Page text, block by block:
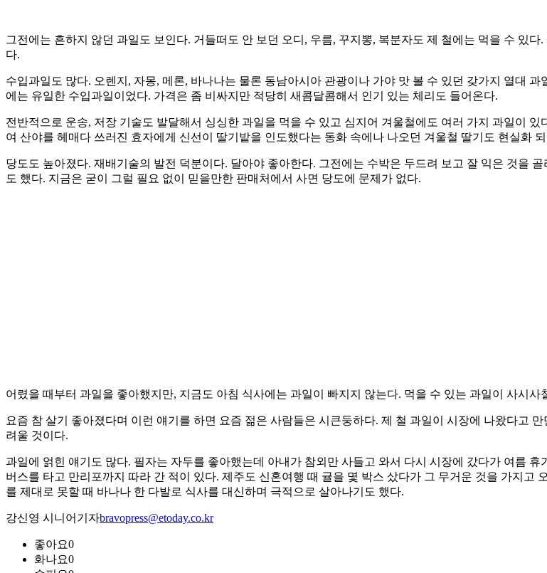
그전에는 흔하지 않던 과일도 보인다. 거들떠도 안 보던 오디, 우름, 꾸지뽕, 복분자도 제 철에는 먹을 수 있
다.
수입과일도 많다. 오렌지, 자몽, 메론, 바나나는 물론 동남아시아 관광이나 가야 맛 볼 수 있던 갖가지 열대
에는 유일한 수입과일이었다. 가격은 좀 비싸지만 적당히 새콤달콤해서 인기 있는 체리도 들어온다.
전반적으로 운송, 저장 기술도 발달해서 싱싱한 과일을 먹을 수 있고 심지어 겨울철에도 여러 가지 과일이
여 산야를 헤매다 쓰러진 효자에게 신선이 딸기밭을 인도했다는 동화 속에나 나오던 겨울철 딸기도 현실화
당도도 높아졌다. 재배기술의 발전 덕분이다. 달아야 좋아한다. 그전에는 수박은 두드려 보고 잘 익은 것을
도 했다. 지금은 굳이 그럴 필요 없이 믿을만한 판매처에서 사면 당도에 문제가 없다.
어렸을 때부터 과일을 좋아했지만, 지금도 아침 식사에는 과일이 빠지지 않는다. 먹을 수 있는 과일이 사시사
요즘 참 살기 좋아졌다며 이런 얘기를 하면 요즘 젊은 사람들은 시큰둥하다. 제 철 과일이 시장에 나왔다고
려울 것이다.
과일에 얽힌 얘기도 많다. 필자는 자두를 좋아했는데 아내가 참외만 사들고 와서 다시 시장에 갔다가 여름
버스를 타고 만리포까지 따라 간 적이 있다. 제주도 신혼여행 때 귤을 몇 박스 샀다가 그 무거운 것을 가지
를 제대로 못할 때 바나나 한 다발로 식사를 대신하며 극적으로 살아나기도 했다.
강신영 시니어기자bravopress@etoday.co.kr
좋아요0
화나요0